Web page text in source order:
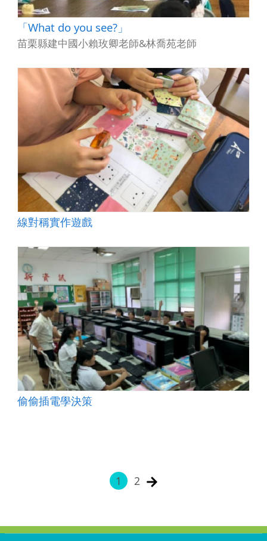
「What do you see?」
苗栗縣建中國小賴玫卿老師&林喬苑老師
線對稱實作遊戲
偷偷插電學決策
1 2